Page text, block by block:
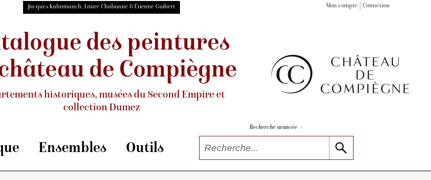
Jacques Kuhnmunch, Laure Chabanne & Étienne Guibert Mon compte Connexion
des peintures
de Compiègne
historiques, muséesdu Second Empire et
collection Dumez
Ensembles Outils
Recherche avancée >